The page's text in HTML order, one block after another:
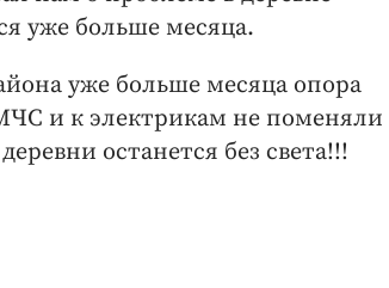
уже больше месяца.
уже больше месяца опора
и к электрикам не поменяли
останется без света!!!